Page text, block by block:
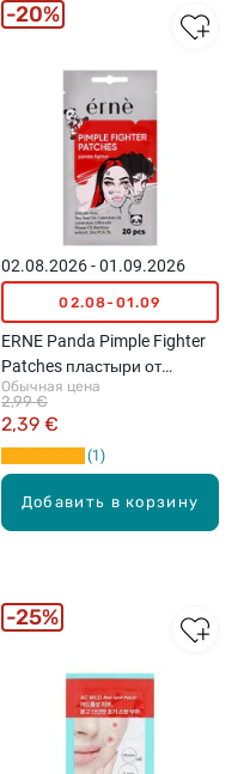
Добавить в корзину
02.08.2026 - 01.09.2026
02.08-01.09
ERNE Panda Pimple Fighter
Patches пластыри от
прыщей, 20шт.
Обычная цена
2,39 €
2,99 €
1
20%
25%